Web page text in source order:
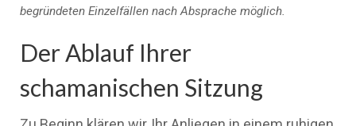
begründeten Einzelfällen nach Absprache möglich.
Der Ablauf Ihrer
schamanischen Sitzung